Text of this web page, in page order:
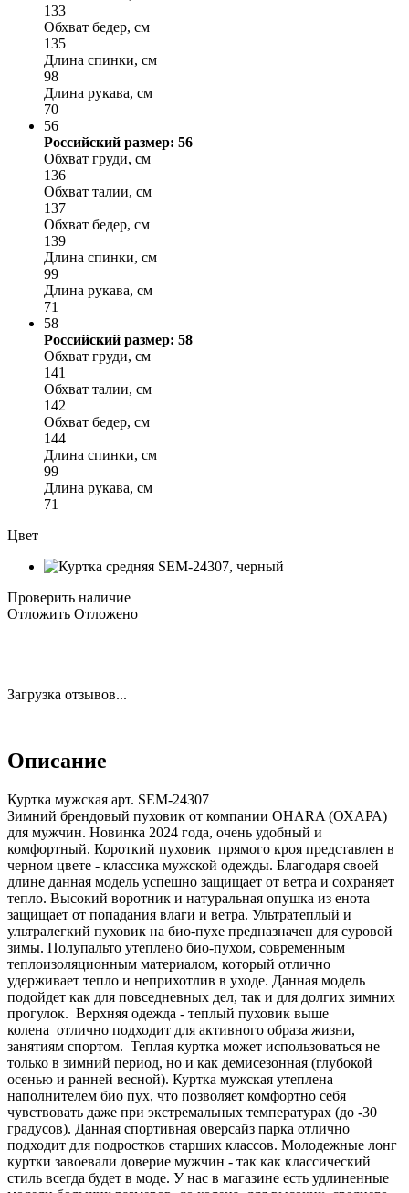
133
Обхват бедер, см
135
Длина спинки, см
98
Длина рукава, см
70
56
Российский размер: 56
Обхват груди, см
136
Обхват талии, см
137
Обхват бедер, см
139
Длина спинки, см
99
Длина рукава, см
71
58
Российский размер: 58
Обхват груди, см
141
Обхват талии, см
142
Обхват бедер, см
144
Длина спинки, см
99
Длина рукава, см
71
Цвет
Проверить наличие
Отложить Отложено
Загрузка отзывов...
Описание
Куртка мужская арт. SEM-24307
Зимний брендовый пуховик от компании OHARA (ОХАРА)
для мужчин. Новинка 2024 года, очень удобный и
комфортный. Короткий пуховик прямого кроя представлен в
черном цвете - классика мужской одежды. Благодаря своей
длине данная модель успешно защищает от ветра и сохраняет
тепло. Высокий воротник и натуральная опушка из енота
защищает от попадания влаги и ветра. Ультратеплый и
ультралегкий пуховик на био-пухе предназначен для суровой
зимы. Полупальто утеплено био-пухом, современным
теплоизоляционным материалом, который отлично
удерживает тепло и неприхотлив в уходе. Данная модель
подойдет как для повседневных дел, так и для долгих зимних
прогулок. Верхняя одежда - теплый пуховик выше
колена отлично подходит для активного образа жизни,
занятиям спортом. Теплая куртка может использоваться не
только в зимний период, но и как демисезонная (глубокой
осенью и ранней весной). Куртка мужская утеплена
наполнителем био пух, что позволяет комфортно себя
чувствовать даже при экстремальных температурах (до -30
градусов). Данная спортивная оверсайз парка отлично
подходит для подростков старших классов. Молодежные лонг
куртки завоевали доверие мужчин - так как классический
стиль всегда будет в моде. У нас в магазине есть удлиненные